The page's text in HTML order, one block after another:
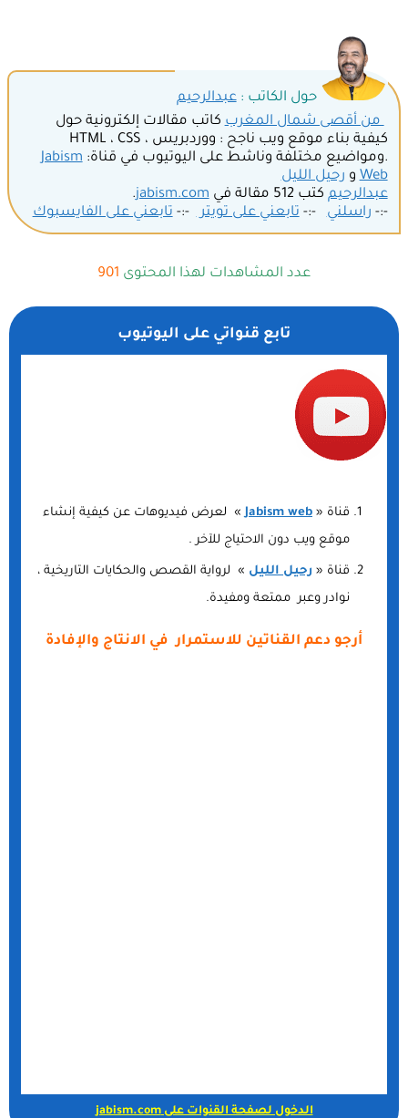
حول الكاتب :
عبدالرحيم
من أقصى شمال المغربكاتب مقالات إلكترونية حول
كيفية بناء موقع ويب ناجح : ووردبريس ، HTML ، CSS
.ومواضيع مختلفة وناشط على اليوتيوب في قناة:Jabism
Webو رحيل الليل
عبدالرحيم كتب 512 مقالة في jabism.com
.
-:- راسلني-:- تابعني على تويتر-:-تابعني على الفايسبوك
901 عدد المشاهدات لهذا المحتوى
تابع قنواتي على اليوتيوب
قناة « Jabism web» لعرض فيديوهات عن كيفية إنشاء
موقع ويب دون الاحتياج للآخر .
قناة « رحيل الليل » لرواية القصص والحكايات التاريخية ،
نوادر وعبر ممتعة ومفيدة.
أرجو دعم القناتين للاستمرار في الانتاج والإفادة
الدخول لصفحة القنوات على jabism.com